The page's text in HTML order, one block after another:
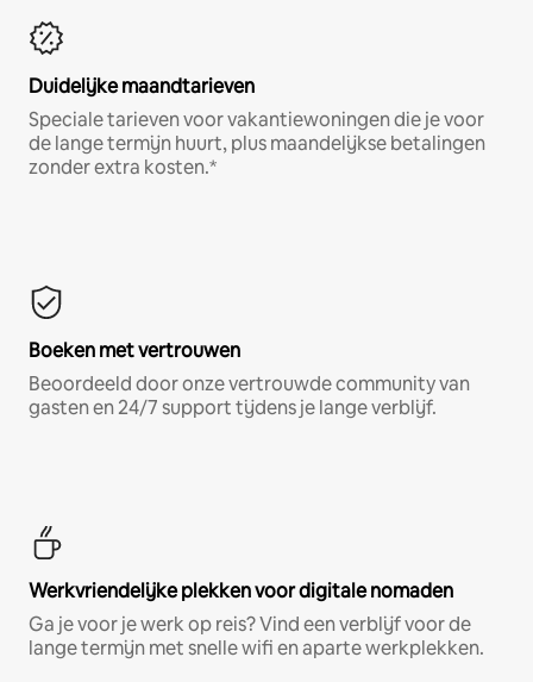
Duidelijke maandtarieven
Speciale tarieven voor vakantiewoningen die je voor
de lange termijn huurt, plus maandelijkse betalingen
zonder extra kosten.*
Boeken met vertrouwen
Beoordeeld door onze vertrouwde community van
gasten en 24/7 support tijdens je lange verblijf.
Werkvriendelijke plekken voor digitale nomaden
Ga je voor je werk op reis? Vind een verblijf voor de
lange termijn met snelle wifi en aparte werkplekken.